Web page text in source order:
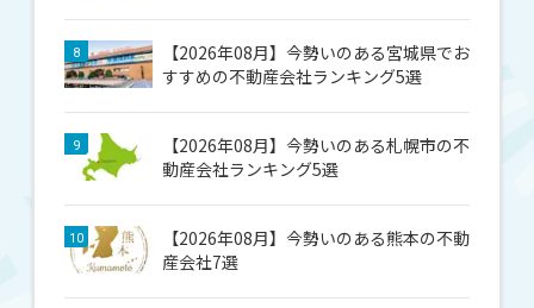
8
【2026年08月】今勢いのある宮城県でお
すすめの不動産会社ランキング5選
9
【2026年08月】今勢いのある札幌市の不
動産会社ランキング5選
10
【2026年08月】今勢いのある熊本の不動
産会社7選